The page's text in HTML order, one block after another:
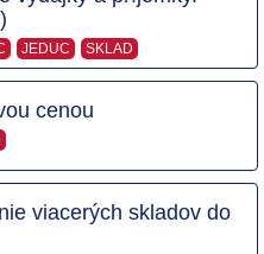
JEDUC SKLAD
cenou
viacerých skladov do